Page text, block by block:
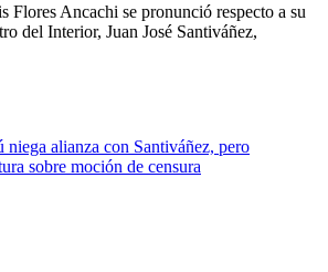
Flores Ancachi se pronunció respecto a su
del Interior, Juan José Santiváñez,